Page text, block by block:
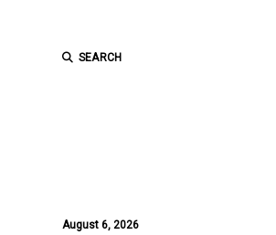
SEARCH
August 6, 2026